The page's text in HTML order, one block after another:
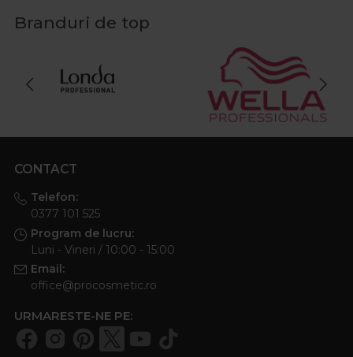
Branduri de top
CONTACT
Telefon:
0377 101 525
Program de lucru:
Luni - Vineri / 10:00 - 15:00
Email:
office@procosmetic.ro
URMARESTE-NE PE: